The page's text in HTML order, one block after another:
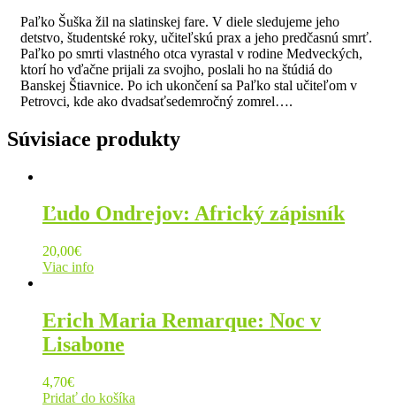
Paľko Šuška žil na slatinskej fare. V diele sledujeme jeho
detstvo, študentské roky, učiteľskú prax a jeho predčasnú smrť.
Paľko po smrti vlastného otca vyrastal v rodine Medveckých,
ktorí ho vďačne prijali za svojho, poslali ho na štúdiá do
Banskej Štiavnice. Po ich ukončení sa Paľko stal učiteľom v
Petrovci, kde ako dvadsaťsedemročný zomrel….
Súvisiace produkty
Ľudo Ondrejov: Africký zápisník
20,00€
Viac info
Erich Maria Remarque: Noc v
Lisabone
4,70€
Pridať do košíka